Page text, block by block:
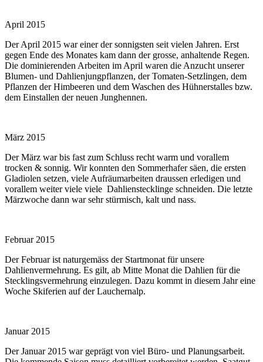
April 2015
Der April 2015 war einer der sonnigsten seit vielen Jahren. Erst
gegen Ende des Monates kam dann der grosse, anhaltende Regen.
Die dominierenden Arbeiten im April waren die Anzucht unserer
Blumen- und Dahlienjungpflanzen, der Tomaten-Setzlingen, dem
Pflanzen der Himbeeren und dem Waschen des Hühnerstalles bzw.
dem Einstallen der neuen Junghennen.
März 2015
Der März war bis fast zum Schluss recht warm und vorallem
trocken & sonnig. Wir konnten den Sommerhafer säen, die ersten
Gladiolen setzen, viele Aufräumarbeiten draussen erledigen und
vorallem weiter viele viele Dahlienstecklinge schneiden. Die letzte
Märzwoche dann war sehr stürmisch, kalt und nass.
Februar 2015
Der Februar ist naturgemäss der Startmonat für unsere
Dahlienvermehrung. Es gilt, ab Mitte Monat die Dahlien für die
Stecklingsvermehrung einzulegen. Dazu kommt in diesem Jahr eine
Woche Skiferien auf der Lauchernalp.
Januar 2015
Der Januar 2015 war geprägt von viel Büro- und Planungsarbeit.